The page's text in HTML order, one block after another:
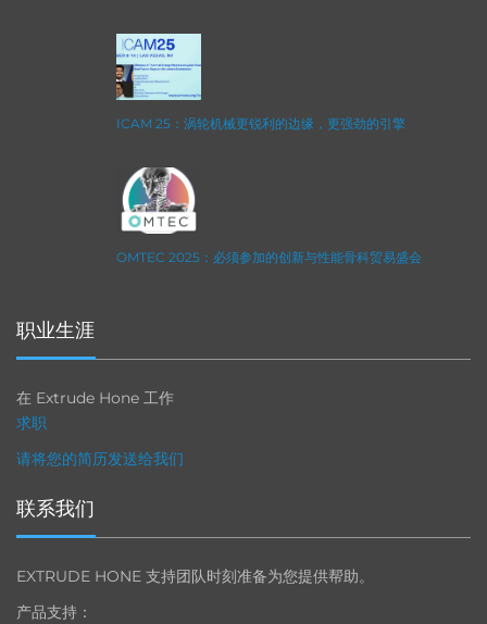
ICAM 25：涡轮机械更锐利的边缘，更强劲的引擎
OMTEC 2025：必须参加的创新与性能骨科贸易盛会
职业生涯
在 Extrude Hone 工作
求职
请将您的简历发送给我们
联系我们
EXTRUDE HONE 支持团队时刻准备为您提供帮助。
产品支持：